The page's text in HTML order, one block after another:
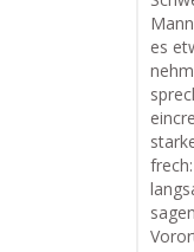
es